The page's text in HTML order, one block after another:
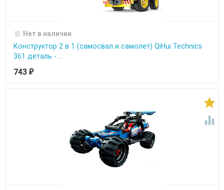
Нет в наличии
Конструктор 2 в 1 (самосвал и самолет) QiHui Technics
361 деталь - ...
743 ₽

